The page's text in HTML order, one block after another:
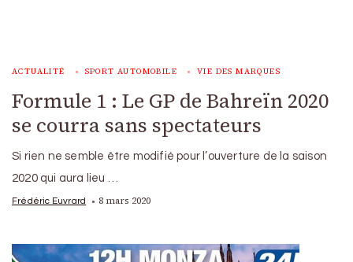
ACTUALITÉ SPORT AUTOMOBILE VIE DES MARQUES
Formule 1 : Le GP de Bahreïn 2020
se courra sans spectateurs
Si rien ne semble être modifié pour l’ouverture de la saison
2020 qui aura lieu …
Frédéric Euvrard 8 mars 2020